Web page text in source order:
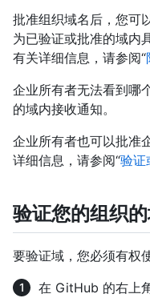
批准组织域名后，您可
为已验证或批准的域内
有关详细信息，请参阅“
企业所有者无法看到哪
的域内接收通知。
企业所有者也可以批准
详细信息，请参阅“验证
验证您的组织
要验证域，您必须有权
在 GitHub 的右上